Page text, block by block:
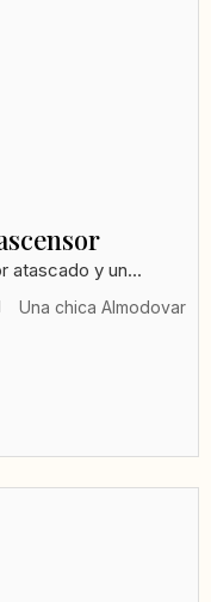
atascado y un...
Una chica Almodovar